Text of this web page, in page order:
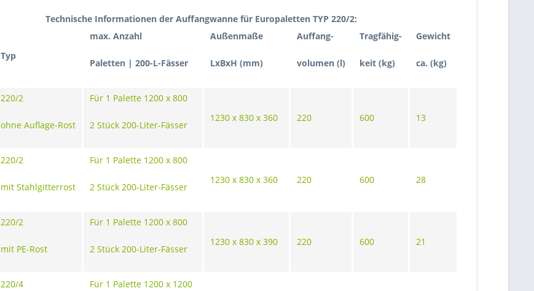
Technische Informationen der Auffangwanne für Europaletten TYP 220/2:
Typ
max. Anzahl
Paletten | 200-L-Fässer
Außenmaße
LxBxH (mm)
Auffang-
volumen (l)
Tragfähig-
keit (kg)
Gewicht
ca. (kg)
220/2
ohne Auflage-Rost
Für 1 Palette 1200 x 800
2 Stück 200-Liter-Fässer
1230 x 830 x 360 220 600 13
220/2
mit Stahlgitterrost
Für 1 Palette 1200 x 800
2 Stück 200-Liter-Fässer
1230 x 830 x 360 220 600 28
220/2
mit PE-Rost
Für 1 Palette 1200 x 800
2 Stück 200-Liter-Fässer
1230 x 830 x 390 220 600 21
220/4 Für 1 Palette 1200 x 1200